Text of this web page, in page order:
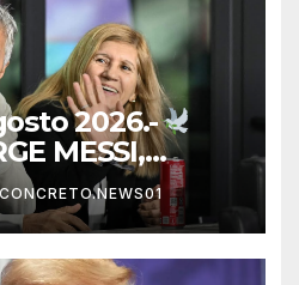
2026.-
MESSI,
A LOS 68